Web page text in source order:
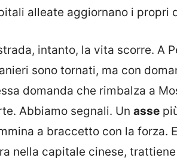
alleate aggiornano i propri
intanto, la vita scorre. A
sono tornati, ma con
domanda che rimbalza a
Abbiamo segnali. Un asse
a braccetto con la forza.
nella capitale cinese,